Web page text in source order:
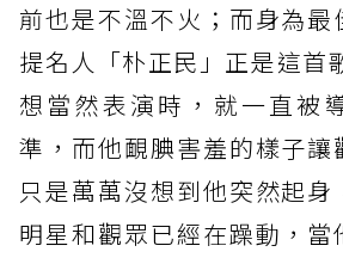
前也是不溫不火；而身為最
提名人「朴正民」正是這首
想當然表演時，就一直被
準，而他靦腆害羞的樣子讓
只是萬萬沒想到他突然起
明星和觀眾已經在躁動，當